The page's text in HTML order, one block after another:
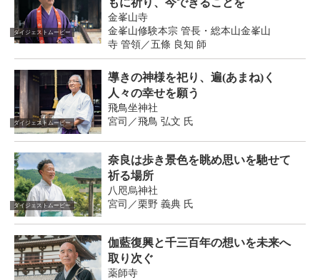
ダイジェストムービー
金峯山寺
金峯山修験本宗 管長・総本山金峯山
寺 管領／五條 良知 師
ダイジェストムービー
導きの神様を祀り、遍(あまね)く
人々の幸せを願う
飛鳥坐神社
宮司／飛鳥 弘文 氏
ダイジェストムービー
奈良は歩き景色を眺め思いを馳せて
祈る場所
八咫烏神社
宮司／栗野 義典 氏
伽藍復興と千三百年の想いを未来へ
取り次ぐ
薬師寺